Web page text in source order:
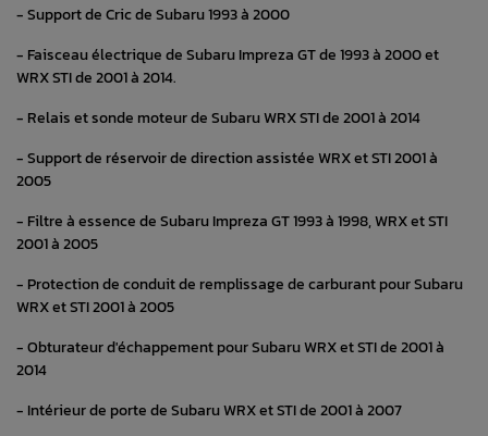
- Support de Cric de Subaru 1993 à 2000
- Faisceau électrique de Subaru Impreza GT de 1993 à 2000 et
WRX STI de 2001 à 2014.
- Relais et sonde moteur de Subaru WRX STI de 2001 à 2014
- Support de réservoir de direction assistée WRX et STI 2001 à
2005
- Filtre à essence de Subaru Impreza GT 1993 à 1998, WRX et STI
2001 à 2005
- Protection de conduit de remplissage de carburant pour Subaru
WRX et STI 2001 à 2005
- Obturateur d'échappement pour Subaru WRX et STI de 2001 à
2014
- Intérieur de porte de Subaru WRX et STI de 2001 à 2007